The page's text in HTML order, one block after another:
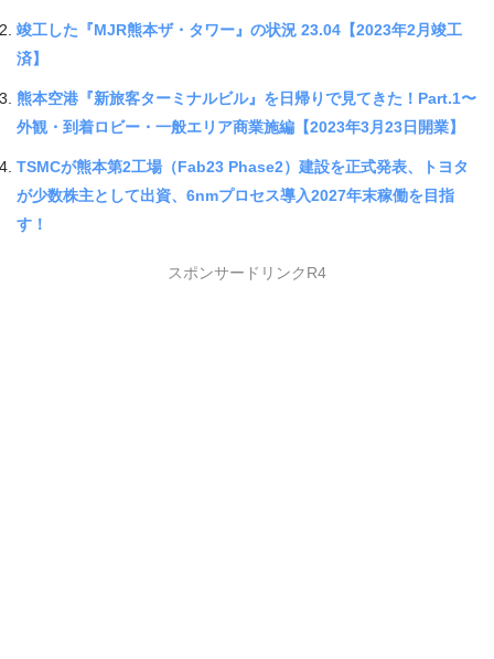
竣工した『MJR熊本ザ・タワー』の状況 23.04【2023年2月竣工
済】
熊本空港『新旅客ターミナルビル』を日帰りで見てきた！Part.1〜
外観・到着ロビー・一般エリア商業施編【2023年3月23日開業】
TSMCが熊本第2工場（Fab23 Phase2）建設を正式発表、トヨタ
が少数株主として出資、6nmプロセス導入2027年末稼働を目指
す！
スポンサードリンクR4